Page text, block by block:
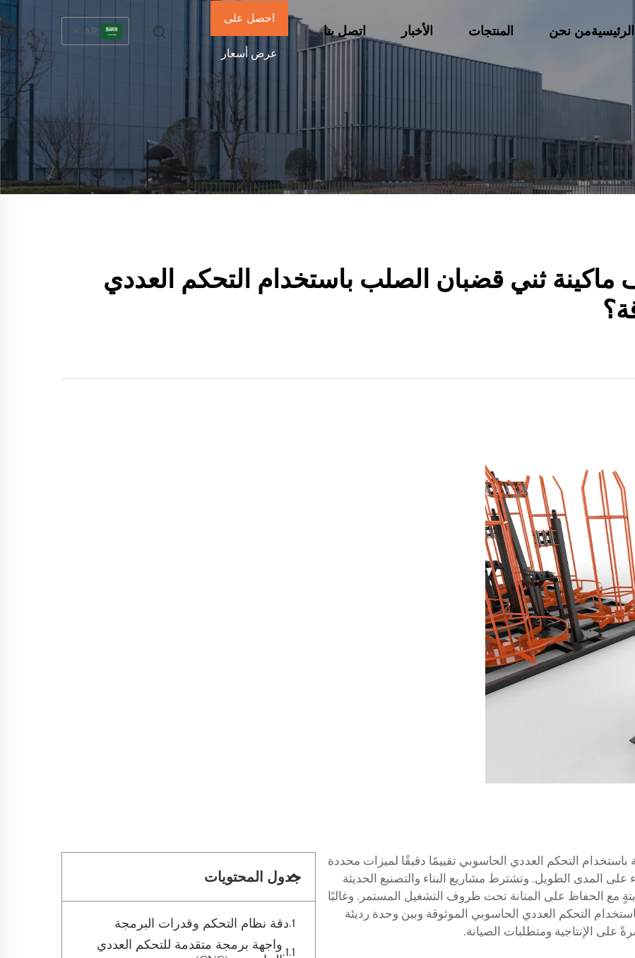
من نحن المنتجات الأخبار اتصل بنا
احصل على
عرض أسعار
AR
ماكينة ثني قضبان الصلب باستخدام التحكم العددي
التحكم العددي الحاسوبي تقييمًا دقيقًا لميزات محددة
على المدى الطويل. وتشترط مشاريع البناء والتصنيع الحديثة
مع الحفاظ على المتانة تحت ظروف التشغيل المستمر. وغالبًا
التحكم العددي الحاسوبي الموثوقة وبين وحدة رديئة
على الإنتاجية ومتطلبات الصيانة.
جدول المحتويات
دقة نظام التحكم وقدرات البرمجة
واجهة برمجة متقدمة للتحكم العددي